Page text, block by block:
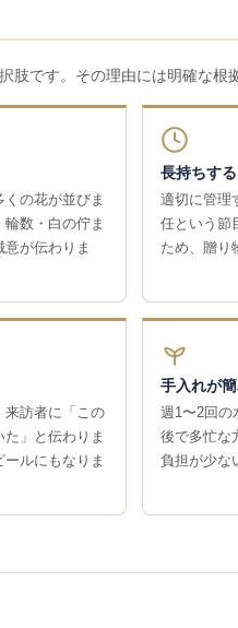
です。その理由には明確な根
の花が並びま
数・白の佇ま
が伝わりま
長持ちする
適切に管理
任という節
ため、贈り
来訪者に「この
」と伝わりま
ルにもなりま
手入れが
週1〜2回の
後で多忙な
負担が少な